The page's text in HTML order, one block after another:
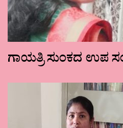
ಗಾಯತ್ರಿ ಸುಂಕದ ಉಪ